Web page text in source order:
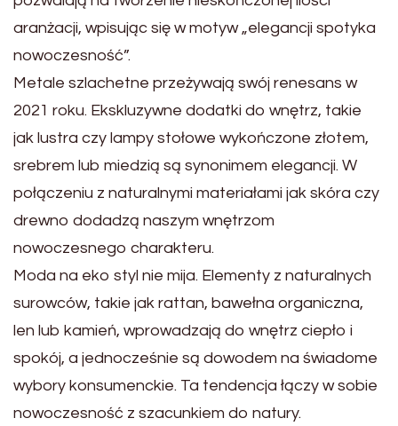
aranżacji, wpisując się w motyw „elegancji spotyka
nowoczesność”.
Metale szlachetne przeżywają swój renesans w
2021 roku. Ekskluzywne dodatki do wnętrz, takie
jak lustra czy lampy stołowe wykończone złotem,
srebrem lub miedzią są synonimem elegancji. W
połączeniu z naturalnymi materiałami jak skóra czy
drewno dodadzą naszym wnętrzom
nowoczesnego charakteru.
Moda na eko styl nie mija. Elementy z naturalnych
surowców, takie jak rattan, bawełna organiczna,
len lub kamień, wprowadzają do wnętrz ciepło i
spokój, a jednocześnie są dowodem na świadome
wybory konsumenckie. Ta tendencja łączy w sobie
nowoczesność z szacunkiem do natury.